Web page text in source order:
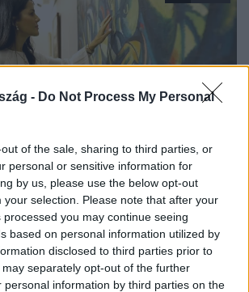
- Do Not Process My Personal
of the sale, sharing to third parties, or
personal or sensitive information for
by us, please use the below opt-out
your selection. Please note that after your
you may continue seeing
based on personal information utilized by
disclosed to third parties prior to
separately opt-out of the further
personal information by third parties on the
ők is licitálnak – ismerd meg
két új Felfedezőjét!
lett műkereskedő, míg
gyerekkora óta rajong az egyedi